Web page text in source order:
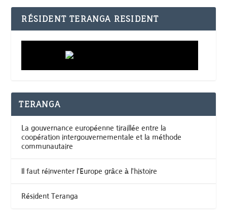
RÉSIDENT TERANGA RESIDENT
TERANGA
La gouvernance européenne tiraillée entre la
coopération intergouvernementale et la méthode
communautaire
Il faut réinventer l’Europe grâce à l’histoire
Résident Teranga